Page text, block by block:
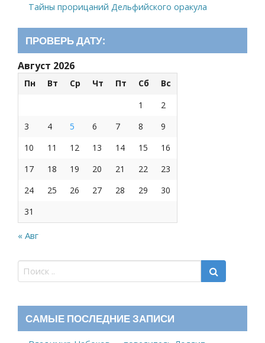
Тайны прорицаний Дельфийского оракула
ПРОВЕРЬ ДАТУ:
Август 2026
Пн Вт Ср Чт Пт Сб
Вс
1
2
3
4 5 6 7 8
9
10
11 12 13 14 15
16
17
18 19 20 21 22
23
24
25 26 27 28 29
30
31
« Авг
САМЫЕ ПОСЛЕДНИЕ ЗАПИСИ